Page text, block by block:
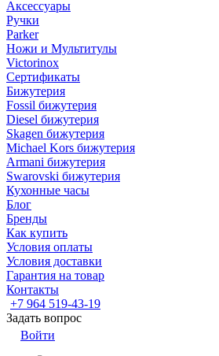
Аксессуары
Ручки
Parker
Ножи и Мультитулы
Victorinox
Сертификаты
Бижутерия
Fossil бижутерия
Diesel бижутерия
Skagen бижутерия
Michael Kors бижутерия
Armani бижутерия
Swarovski бижутерия
Кухонные часы
Блог
Бренды
Как купить
Условия оплаты
Условия доставки
Гарантия на товар
Контакты
+7 964 519-43-19
Задать вопрос
Войти